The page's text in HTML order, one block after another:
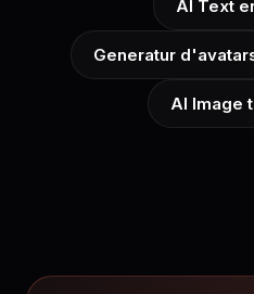
AI Text
Generatur
AI Image